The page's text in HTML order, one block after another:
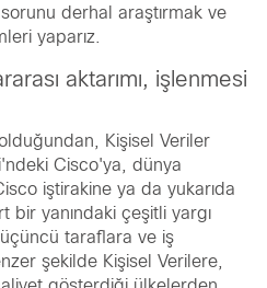
derhal araştırmak ve
yaparız.
aktarımı, işlenmesi
Kişisel Veriler
Cisco'ya, dünya
iştirakine ya da yukarıda
bir yanındaki çeşitli yargı
taraflara ve iş
şekilde Kişisel Verilere,